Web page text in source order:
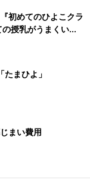
初めてのひよこクラ
授乳がうまくい
のトラブル 解決テ
まひよ」
まい費用